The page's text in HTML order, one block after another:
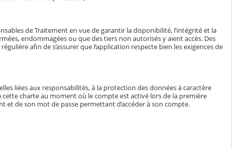
de Traitement en vue de garantir la disponibilité, l’intégrité et la
endommagées ou que des tiers non autorisés y aient accès. Des
afin de s’assurer que l’application respecte bien les exigences de
liées aux responsabilités, à la protection des données à caractère
charte au moment où le compte est activé lors de la première
de son mot de passe permettant d’accéder à son compte.